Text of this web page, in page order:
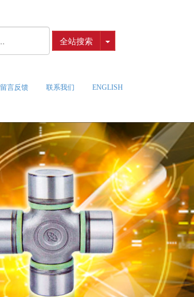
全站搜索
留言反馈 联系我们 ENGLISH